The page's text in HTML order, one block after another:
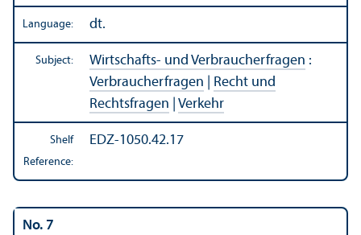
Language: dt.
Subject: Wirtschafts- und Verbraucherfragen :
Verbraucherfragen
Recht und
Rechtsfragen
Verkehr
Shelf
Reference:
EDZ-1050.42.17
No. 7